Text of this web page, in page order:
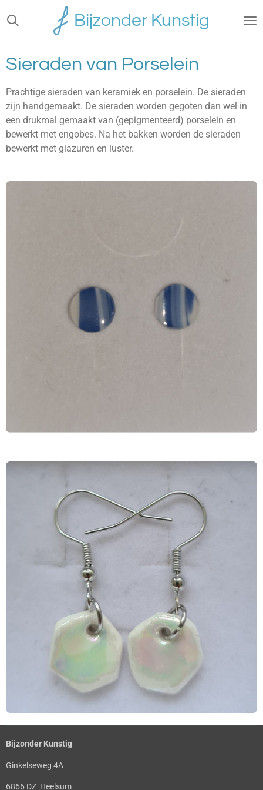
Ga
direct
hoofdinhoud
Bijzonder Kunstig
Sieraden van Porselein
Prachtige sieraden van keramiek en porselein. De sieraden
zijn handgemaakt. De sieraden worden gegoten dan wel in
een drukmal gemaakt van (gepigmenteerd) porselein en
bewerkt met engobes. Na het bakken worden de sieraden
bewerkt met glazuren en luster.
Bijzonder Kunstig
Ginkelseweg 4A
6866 DZ Heelsum